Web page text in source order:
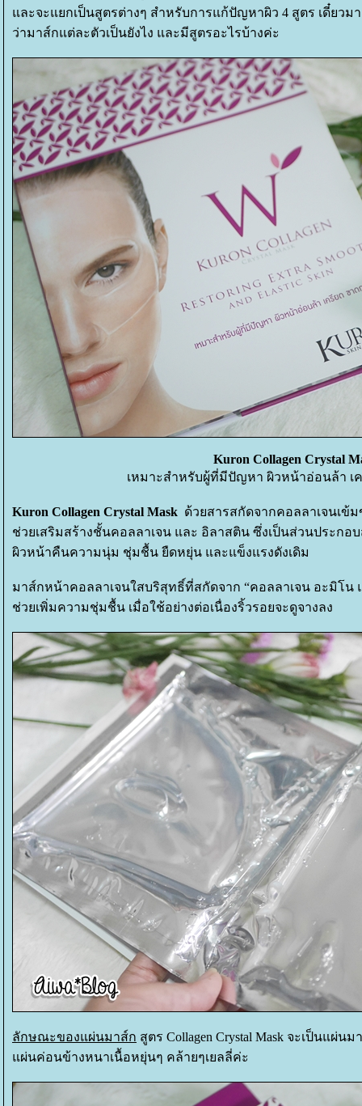
ละจะแยกเป็นสูตรต่างๆ สำหรับการแก้ปัญหาผิว 4 สูตร เดี๋ยวม
ว่ามาส์กแต่ละตัวเป็นยังไง และมีสูตรอะไรบ้างค่ะ
Kuron Collagen Crystal
เหมาะสำหรับผู้ที่มีปัญหา ผิวหน้าอ่อนล้า เ
Kuron Collagen Crystal Mask ด้วยสารสกัดจากคอลลาเจนเข้
ช่วยเสริมสร้างชั้นคอลลาเจน และ อิลาสติน ซึ่งเป็นส่วนประก
ผิวหน้าคืนความนุ่ม ชุ่มชื้น ยืดหยุ่น และแข็งแรงดังเดิม
มาส์กหน้าคอลลาเจนใสบริสุทธิ์ที่สกัดจาก “คอลลาเจน อะมิโน
ช่วยเพิ่มความชุ่มชื้น เมื่อใช้อย่างต่อเนื่องริ้วรอยจะดูจางลง
ลักษณะของแผ่นมาส์ก สูตร Collagen Crystal Mask จะเป็นแผ่น
ผ่นค่อนข้างหนาเนื้อหยุ่นๆ คล้ายๆเยลลี่ค่ะ